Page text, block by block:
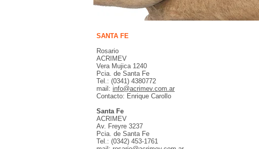
SANTA FE
Rosario
ACRIMEV
Vera Mujica 1240
Pcia. de Santa Fe
Tel.: (0341) 4380772
mail: info@acrimev.com.ar
Contacto: Enrique Carollo
Santa Fe
ACRIMEV
Av. Freyre 3237
Pcia. de Santa Fe
Tel.: (0342) 453-1761